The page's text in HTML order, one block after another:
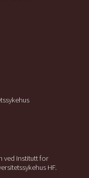
ved Institutt for
HF.